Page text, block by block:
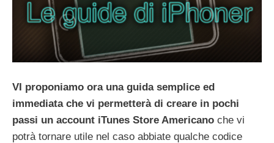
VI proponiamo ora una guida semplice ed
immediata che vi permetterà di creare in pochi
passi un account iTunes Store Americano che vi
potrà tornare utile nel caso abbiate qualche codice